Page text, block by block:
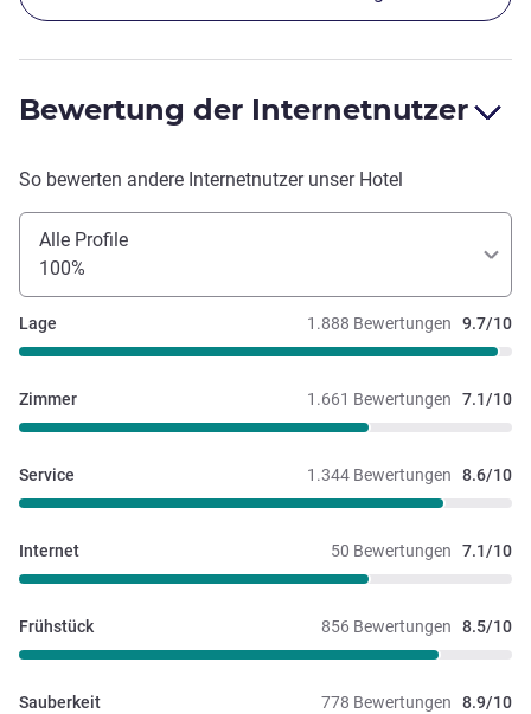
Bewertung der Internetnutzer
So bewerten andere Internetnutzer unser Hotel
Alle Profile
100%
1.888 Bewertungen 9.7/10
Lage
1.661 Bewertungen 7.1/10
Zimmer
1.344 Bewertungen 8.6/10
Service
50 Bewertungen 7.1/10
Internet
856 Bewertungen 8.5/10
Frühstück
778 Bewertungen 8.9/10
Sauberkeit